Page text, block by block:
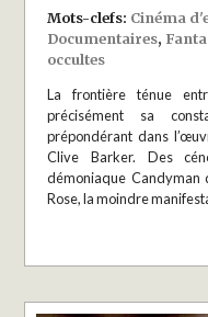
Mots-clefs: Cinéma
Documentaires,
occultes
La frontière ténue
précisément sa
prépondérant dans
Clive Barker. Des
démoniaque Candyman
Rose, la moindre